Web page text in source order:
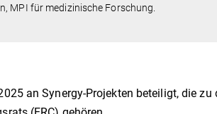
MPI für medizinische Forschung.
an Synergy-Projekten beteiligt, die zu